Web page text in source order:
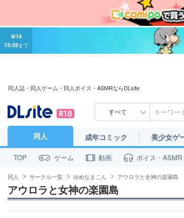
9/14
13:59まで
同人誌・同人ゲーム・同人ボイス・ASMRならDLsite
すべて
同人 成年コミック 美少女ゲ
TOP ゲーム 動画 ボイス・ASMR
同人 サークル一覧 ゆめなまこん アウロラと女神の楽園島
アウロラと女神の楽園島